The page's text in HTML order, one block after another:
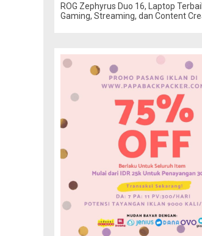
ROG Zephyrus Duo 16, Laptop
Gaming, Streaming, dan Content